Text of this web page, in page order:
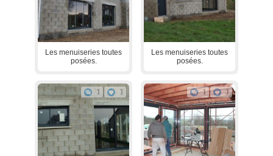
Les menuiseries toutes
posées.
Les menuiseries toutes
posées.
1 1 1 1